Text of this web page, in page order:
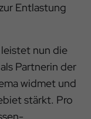
Entlastung
nun die
Partnerin der
widmet und
stärkt. Pro